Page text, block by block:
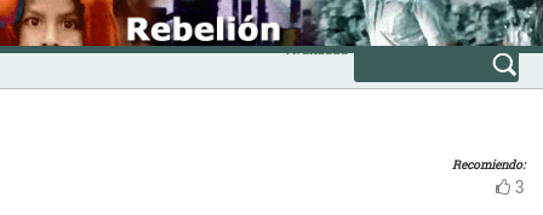
Skip
to
content
INICIO
Avanzada
Recomiendo:
3